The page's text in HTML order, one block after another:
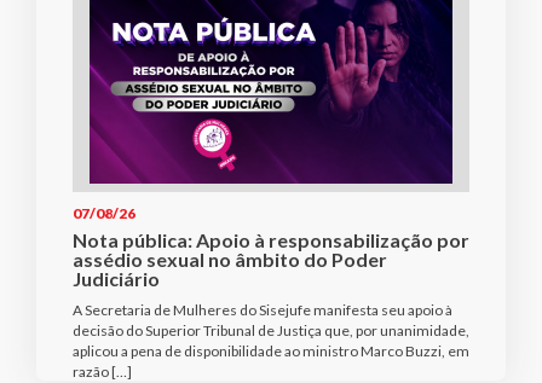
07/08/26
Nota pública: Apoio à responsabilização por
assédio sexual no âmbito do Poder
Judiciário
A Secretaria de Mulheres do Sisejufe manifesta seu apoio à
decisão do Superior Tribunal de Justiça que, por unanimidade,
aplicou a pena de disponibilidade ao ministro Marco Buzzi, em
razão […]